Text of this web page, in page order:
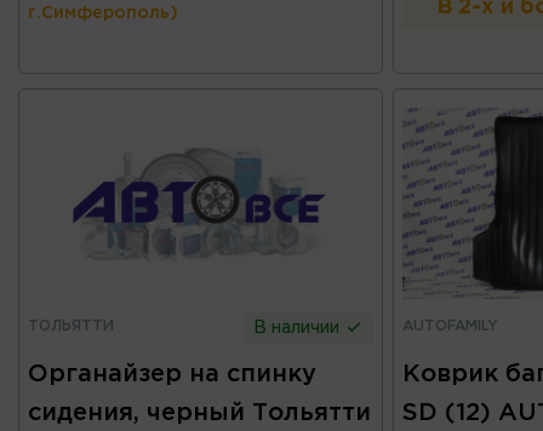
г.Симферополь) В 2-х и
ТОЛЬЯТТИ В наличии
Органайзер на спинку
сидения, черный Тольятти
AUTOFAMILY
Коврик
SD (12)